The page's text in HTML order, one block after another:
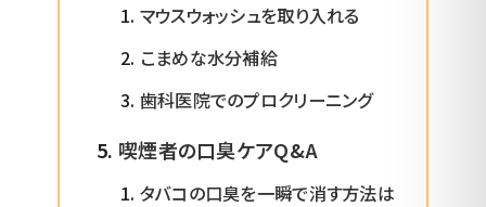
マウスウォッシュを取り入れる
こまめな水分補給
歯科医院でのプロクリーニング
喫煙者の口臭ケアQ&A
タバコの口臭を一瞬で消す方法は